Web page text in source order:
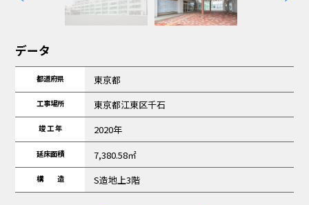
データ
都道府県 東京都
工事場所 東京都江東区千石
竣 工 年 2020年
延床面積 7,380.58㎡
構 造 S造地上3階